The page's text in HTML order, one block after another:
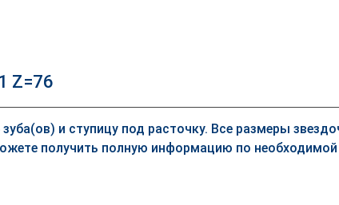
Z=76
и ступицу под расточку. Все размеры
получить полную информацию по